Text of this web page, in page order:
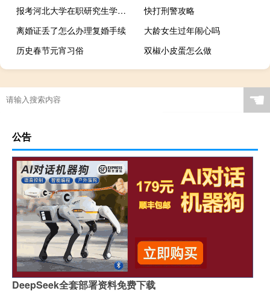
报考河北大学在职研究生学习期间能请假吗
快打刑警攻略
离婚证丢了怎么办理复婚手续
大龄女生过年闹心吗
历史春节元宵习俗
双椒小皮蛋怎么做
☚
公告
DeepSeek全套部署资料免费下载